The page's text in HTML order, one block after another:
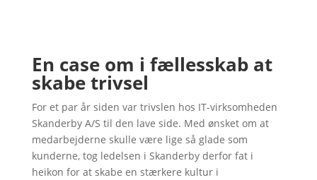
En case om i fællesskab at
skabe trivsel
For et par år siden var trivslen hos IT-virksomheden
Skanderby A/S til den lave side. Med ønsket om at
medarbejderne skulle være lige så glade som
kunderne, tog ledelsen i Skanderby derfor fat i
heikon for at skabe en stærkere kultur i